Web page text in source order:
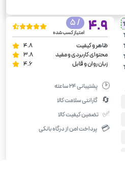
4.9
/ 5
امتیاز کسب شده
ظاهر و کیفیت
4.8
محتوای کاربردی و مفید
3.8
زبان روان و قابل
4.6
🕑 پشتیبانی ۲۴ ساعته
🔄 گارانتی سلامت کالا
✅ تضمین کیفیت کالا
💳 پرداخت امن از درگاه بانکی